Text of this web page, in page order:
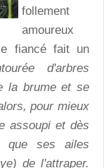
follement
amoureux
fiancé fait un
d'arbres
la brume et se
pour mieux
assoupi et dès
que ses ailes
de l'attraper.